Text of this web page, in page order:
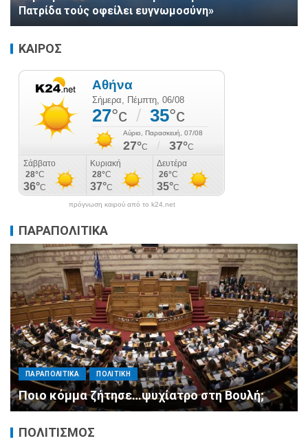
Πατρίδα τούς οφείλει ευγνωμοσύνη»
ΚΑΙΡΟΣ
πρόγνωση καιρού από το k24.net
ΠΑΡΑΠΟΛΙΤΙΚΑ
ΠΑΡΑΠΟΛΙΤΙΚΑ ΠΟΛΙΤΙΚΗ
Μητσοτάκης σε υπουργούς: Ξεχάστε τον
ανασχηματισμό, πιάστε δουλειά με 4
αυστηρές εντολές
ΠΟΛΙΤΙΣΜΟΣ